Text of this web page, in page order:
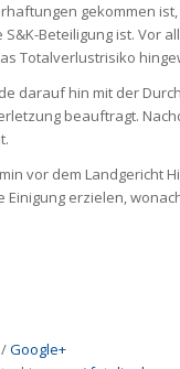
gekommen
Beteiligung ist. Vor
Totalverlustrisiko
darauf hin mit der
beauftragt.
vor dem Landgericht
Einigung erzielen,
Google+